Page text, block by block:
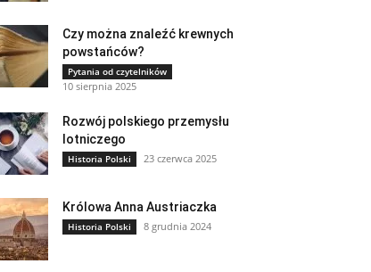
Czy można znaleźć krewnych
powstańców?
Pytania od czytelników
10 sierpnia 2025
Rozwój polskiego przemysłu
lotniczego
Historia Polski 23 czerwca 2025
Królowa Anna Austriaczka
Historia Polski 8 grudnia 2024